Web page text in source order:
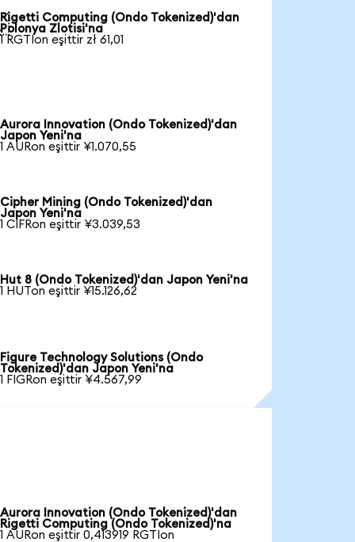
Rigetti Computing (Ondo Tokenized)'dan
Polonya Zlotisi'na
1 RGTIon eşittir zł 61,01
Aurora Innovation (Ondo Tokenized)'dan
Japon Yeni'na
1 AURon eşittir ¥1.070,55
Cipher Mining (Ondo Tokenized)'dan
Japon Yeni'na
1 CIFRon eşittir ¥3.039,53
Hut 8 (Ondo Tokenized)'dan Japon Yeni'na
1 HUTon eşittir ¥15.126,62
Figure Technology Solutions (Ondo
Tokenized)'dan Japon Yeni'na
1 FIGRon eşittir ¥4.567,99
Aurora Innovation (Ondo Tokenized)'dan
Rigetti Computing (Ondo Tokenized)'na
1 AURon eşittir 0,413919 RGTIon